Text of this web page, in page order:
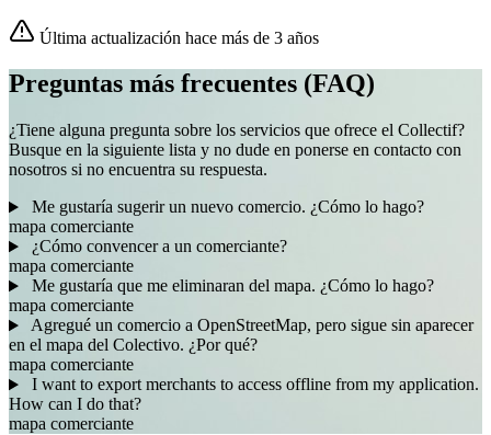
Última actualización hace más de 3 años
Preguntas más frecuentes (FAQ)
¿Tiene alguna pregunta sobre los servicios que ofrece el Collectif?
Busque en la siguiente lista y no dude en ponerse en contacto con
nosotros si no encuentra su respuesta.
Me gustaría sugerir un nuevo comercio. ¿Cómo lo hago?
mapa comerciante
¿Cómo convencer a un comerciante?
mapa comerciante
Me gustaría que me eliminaran del mapa. ¿Cómo lo hago?
mapa comerciante
Agregué un comercio a OpenStreetMap, pero sigue sin aparecer
en el mapa del Colectivo. ¿Por qué?
mapa comerciante
I want to export merchants to access offline from my application.
How can I do that?
mapa comerciante